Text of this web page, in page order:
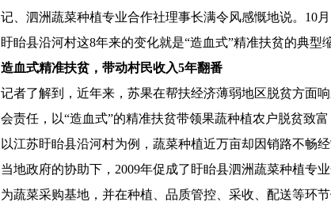
记、泗洲蔬菜种植专业合作社理事长满令风感慨地说。10
盱眙县沿河村这8年来的变化就是“造血式”精准扶贫的典型
造血式精准扶贫，带动村民收入5年翻番
记者了解到，近年来，苏果在帮扶经济薄弱地区脱贫方面
会责任，以“造血式”的精准扶贫带领果蔬种植农户脱贫致
以江苏盱眙县沿河村为例，蔬菜种植近万亩却因销路不畅
当地政府的协助下，2009年促成了盱眙县泗洲蔬菜种植专
为蔬菜采购基地，并在种植、品质管控、采收、配送等环